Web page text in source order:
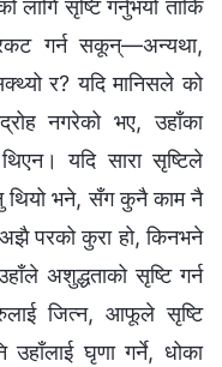
सृष्टि गर्नुभयो ताकि
गर्न सकून्—अन्यथा,
र? यदि मानिसले को
नगरेको भए, उहाँका
यदि सारा सृष्टिले
थियो भने, सँग कुनै काम नै
परको कुरा हो, किनभने
अशुद्धताको सृष्टि गर्न
जित्‍न, आफूले सृष्टि
उहाँलाई घृणा गर्ने, धोका